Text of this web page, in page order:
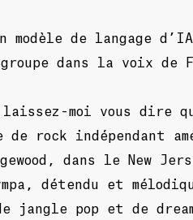
modèle de langage
dans la voix de
moi vous dire
de rock indépendant
dans le New
détendu et
jangle pop et de dream